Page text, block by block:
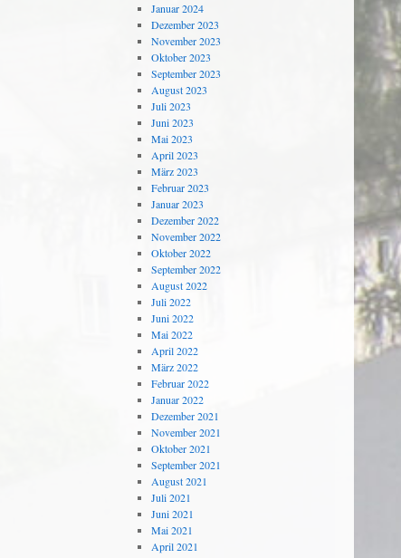
Januar 2024
Dezember 2023
November 2023
Oktober 2023
September 2023
August 2023
Juli 2023
Juni 2023
Mai 2023
April 2023
März 2023
Februar 2023
Januar 2023
Dezember 2022
November 2022
Oktober 2022
September 2022
August 2022
Juli 2022
Juni 2022
Mai 2022
April 2022
März 2022
Februar 2022
Januar 2022
Dezember 2021
November 2021
Oktober 2021
September 2021
August 2021
Juli 2021
Juni 2021
Mai 2021
April 2021